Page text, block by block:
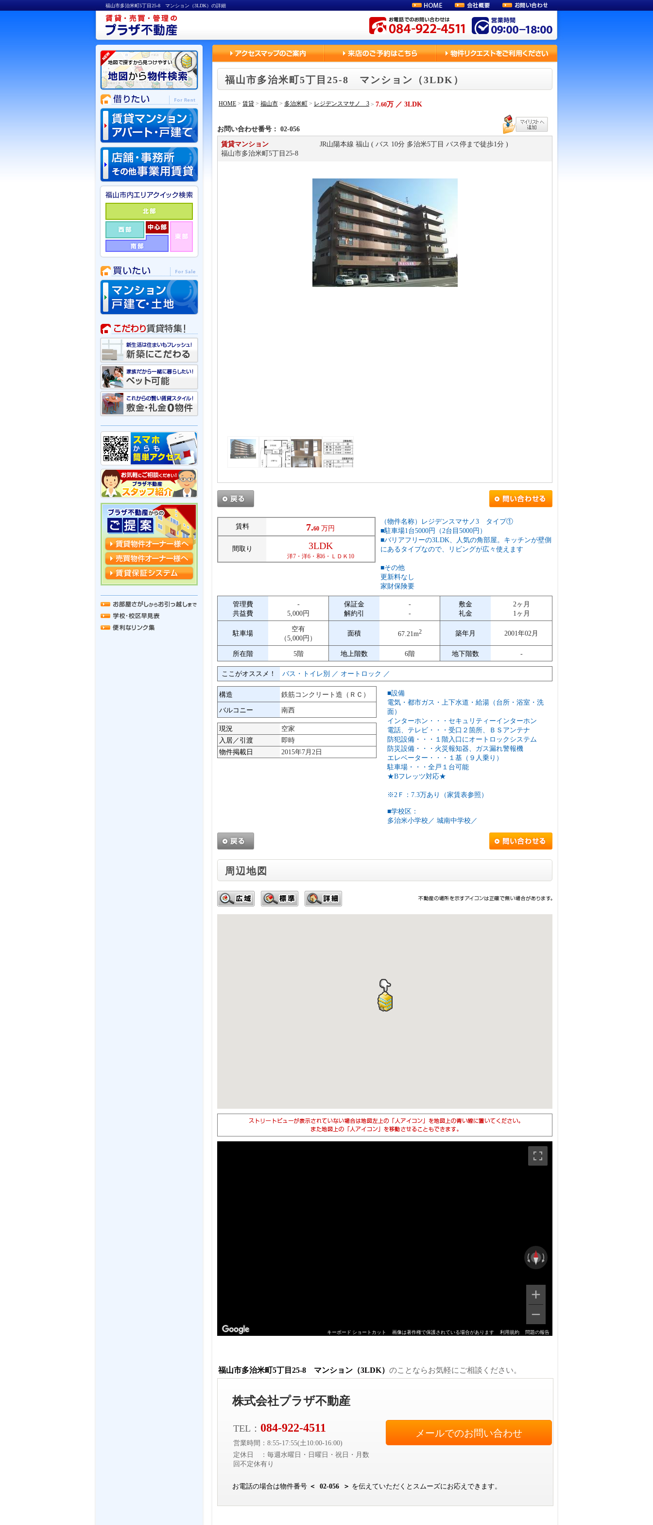
福山市多治米町5丁目25-8 マンション（3LDK）の詳細
福山市多治米町5丁目25-8 マンション（3LDK）
HOME > 賃貸 > 福山市 > 多治米町 > レジデンスマサノ 3 > 7.60万 ／ 3LDK
お問い合わせ番号： 02-056
賃貸マンション
福山市多治米町5丁目25-8
JR山陽本線 福山 ( バス 10分 多治米5丁目 バス停まで徒歩1分 )
賃料 7.60 万円
間取り 3LDK
洋7・洋6・和6・ＬＤＫ10
（物件名称）レジデンスマサノ3 タイプ①
■駐車場1台5000円（2台目5000円）
■バリアフリーの3LDK、人気の角部屋。キッチンが壁側
にあるタイプなので、リビングが広々使えます
■その他
更新料なし
家財保険要
管理費
共益費
-
5,000円
保証金
解約引
-
-
敷金
礼金
2ヶ月
1ヶ月
駐車場
空有
（5,000円）
面積 67.21m2 築年月 2001年02月
所在階 5階 地上階数 6階 地下階数 -
ここがオススメ！ バス・トイレ別 ／ オートロック ／
構造 鉄筋コンクリート造（ＲＣ）
バルコニー 南西
現況
空家
入居／引渡
即時
物件掲載日
2015年7月2日
■設備
電気・都市ガス・上下水道・給湯（台所・浴室・洗
面）
インターホン・・・セキュリティーインターホン
電話、テレビ・・・受口２箇所、ＢＳアンテナ
防犯設備・・・１階入口にオートロックシステム
防災設備・・・火災報知器、ガス漏れ警報機
エレベーター・・・１基（９人乗り）
駐車場・・・全戸１台可能
★Bフレッツ対応★
※2Ｆ：7.3万あり（家賃表参照）
■学校区：
多治米小学校／ 城南中学校／
周辺地図
キーボード ショートカット 画像は著作権で保護されている場合があります 利用規約 問題の報告
福山市多治米町5丁目25-8 マンション（3LDK） のことならお気軽にご相談ください。
株式会社プラザ不動産
TEL： 084-922-4511
営業時間：8:55-17:55(土10:00-16:00)
定休日 ：毎週水曜日・日曜日・祝日・月数
回不定休有り
メールでのお問い合わせ
お電話の場合は物件番号 ＜ 02-056 ＞ を伝えていただくとスムーズにお応えできます。